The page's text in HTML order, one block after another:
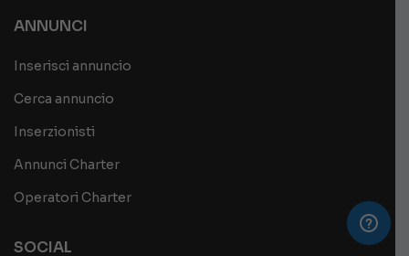
ANNUNCI
Inserisci annuncio
Cerca annuncio
Inserzionisti
Annunci Charter
Operatori Charter
SOCIAL